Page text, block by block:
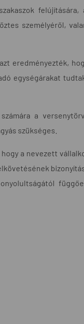
személyéről,
eredményezték,
egységárakat
a
szükséges.
a nevezett